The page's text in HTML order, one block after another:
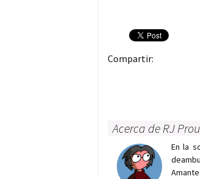
Compartir:
Acerca de RJ
En la